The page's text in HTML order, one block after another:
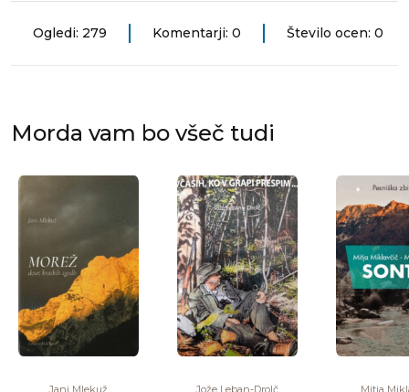
Ogledi: 279 Komentarji: 0 Število ocen: 0
Morda vam bo všeč tudi
Jani Mlekuž Jože Leban-Drolč Mitja